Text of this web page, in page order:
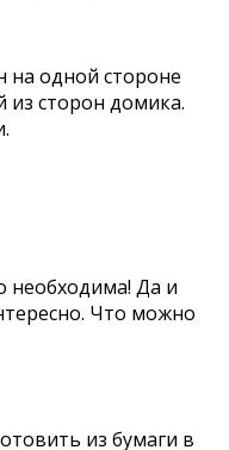
на одной стороне
из сторон домика.
необходима! Да и
Что можно
из бумаги в